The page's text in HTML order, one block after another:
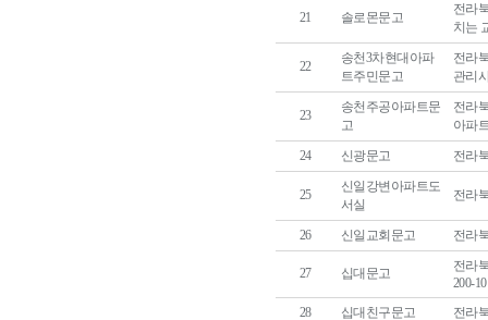
21 솔로몬문고
전라
치는
22
송천3차현대아파
트주민문고
전라
관리
23
송천주공아파트문
고
전라
아파
24
신광문고 전라
25
신일강변아파트도
서실
전라
26 신일교회문고 전라
27 십대문고
전라
200-10
28
십대친구문고
전라